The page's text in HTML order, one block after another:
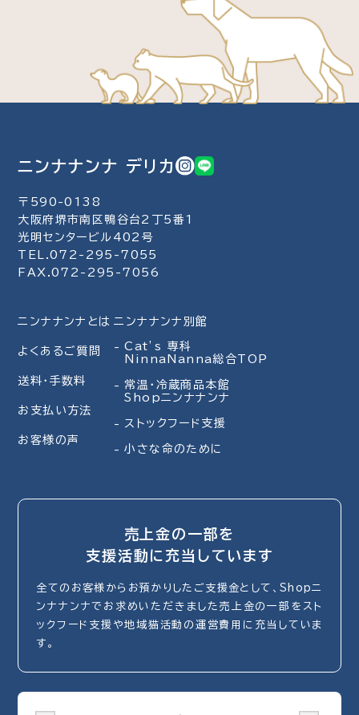
ニンナナンナ デリカ
〒590-0138
大阪府堺市南区鴨谷台2丁5番1
光明センタービル402号
TEL.072-295-7055
FAX.072-295-7056
ニンナナンナとは
よくあるご質問
送料・手数料
お支払い方法
お客様の声
ニンナナンナ別館
Cat’s 専科
NinnaNanna総合TOP
常温・冷蔵商品本館
Shopニンナナンナ
ストックフード支援
小さな命のために
売上金の一部を
支援活動に充当しています
全てのお客様からお預かりしたご支援金として、Shopニ
ンナナンナでお求めいただきました売上金の一部をスト
ックフード支援や地域猫活動の運営費用に充当していま
す。